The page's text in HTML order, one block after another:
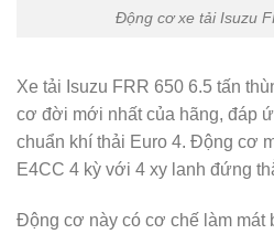
Động cơ xe tải Isuzu
Xe tải Isuzu FRR 650 6.5 tấn
cơ đời mới nhất của hãng, đáp
chuẩn khí thải Euro 4. Động cơ
E4CC 4 kỳ với 4 xy lanh đứng
Động cơ này có cơ chế làm mát